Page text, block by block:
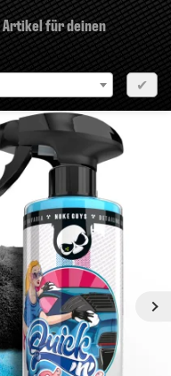
Artikel für deinen
✔
Nächste